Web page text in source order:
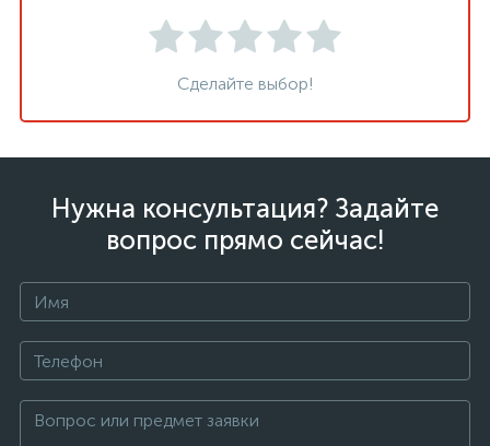
Сделайте выбор!
Нужна консультация? Задайте
вопрос прямо сейчас!